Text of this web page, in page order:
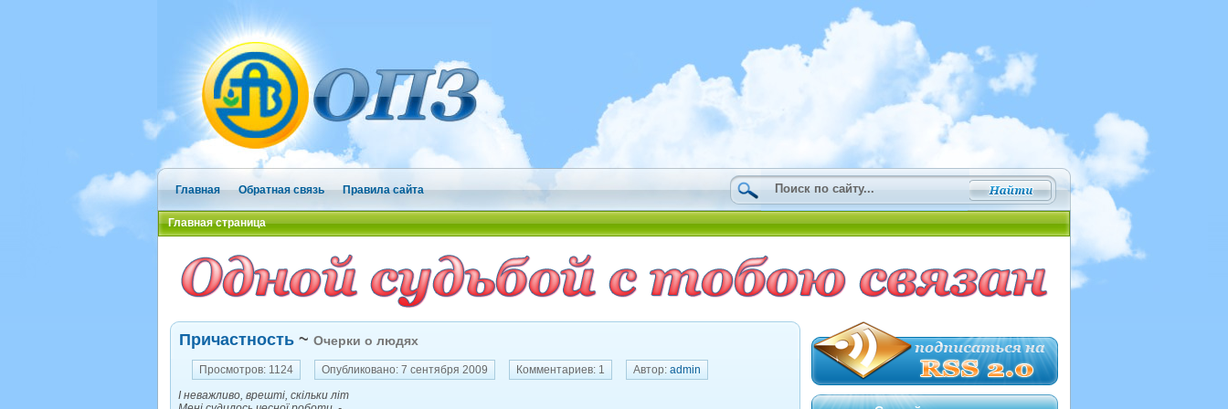
Главная Обратная связь Правила сайта
Главная страница
Причастность ~ Очерки о людях
Просмотров: 1124 Опубликовано: 7 сентября 2009 Комментариев: 1 Автор: admin
І неважливо, врешті, скільки літ